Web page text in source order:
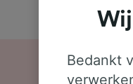
Bedankt